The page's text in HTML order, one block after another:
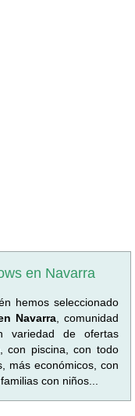
en Navarra
hemos seleccionado
Navarra, comunidad
variedad de ofertas
con piscina, con todo
más económicos, con
con niños...